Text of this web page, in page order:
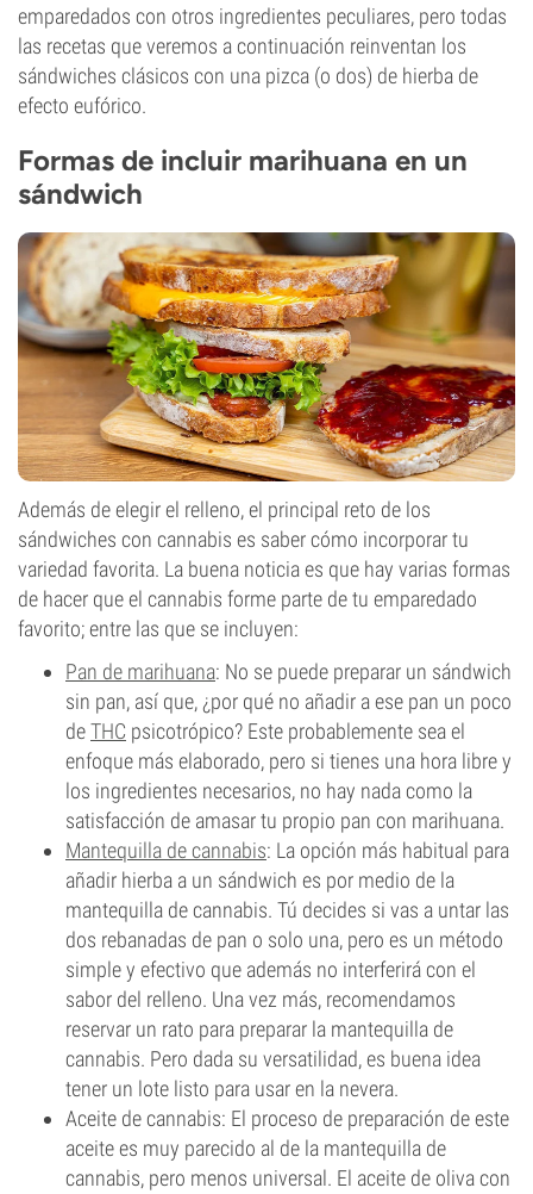
emparedados con otros ingredientes peculiares, pero todas
las recetas que veremos a continuación reinventan los
sándwiches clásicos con una pizca (o dos) de hierba de
efecto eufórico.
Formas de incluir marihuana en un
sándwich
Además de elegir el relleno, el principal reto de los
sándwiches con cannabis es saber cómo incorporar tu
variedad favorita. La buena noticia es que hay varias formas
de hacer que el cannabis forme parte de tu emparedado
favorito; entre las que se incluyen:
Pan de marihuana: No se puede preparar un sándwich
sin pan, así que, ¿por qué no añadir a ese pan un poco
deTHC psicotrópico? Este probablemente sea el
enfoque más elaborado, pero si tienes una hora libre y
los ingredientes necesarios, no hay nada como la
satisfacción de amasar tu propio pan con marihuana.
Mantequilla de cannabis: La opción más habitual para
añadir hierba a un sándwich es por medio de la
mantequilla de cannabis. Tú decides si vas a untar las
dos rebanadas de pan o solo una, pero es un método
simple y efectivo que además no interferirá con el
sabor del relleno. Una vez más, recomendamos
reservar un rato para preparar la mantequilla de
cannabis. Pero dada su versatilidad, es buena idea
tener un lote listo para usar en la nevera.
Aceite de cannabis: El proceso de preparación de este
aceite es muy parecido al de la mantequilla de
cannabis, pero menos universal. El aceite de oliva con